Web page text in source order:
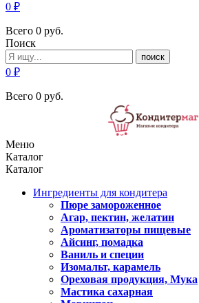
0 ₽
Всего 0 руб.
Поиск
поиск
0 ₽
Всего 0 руб.
Меню
Каталог
Каталог
Ингредиенты для кондитера
Пюре замороженное
Агар, пектин, желатин
Ароматизаторы пищевые
Айсинг, помадка
Ваниль и специи
Изомальт, карамель
Ореховая продукция, Мука
Мастика сахарная